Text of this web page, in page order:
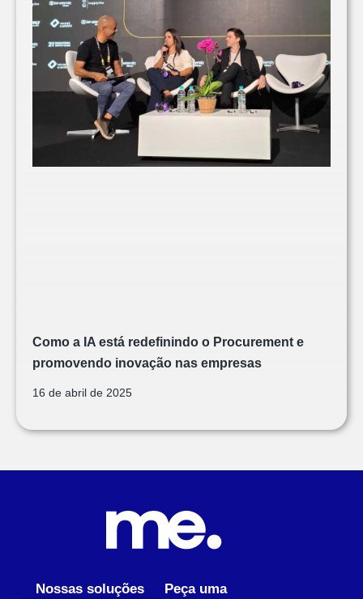
Como a IA está redefinindo o Procurement e
promovendo inovação nas empresas
16 de abril de 2025
Nossas soluções
Peça uma